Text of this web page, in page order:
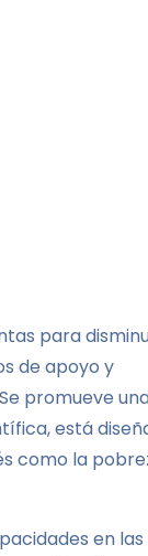
para
de apoyo y
promueve
está
como la
en las